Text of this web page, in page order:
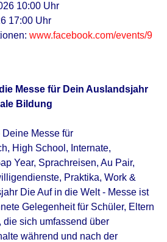
10:00 Uhr
17:00 Uhr
www.facebook.com/events/9
Messe für Dein Auslandsjahr
Bildung
Messe für
High School, Internate,
Year, Sprachreisen, Au Pair,
Praktika, Work &
Die Auf in die Welt - Messe ist
Gelegenheit für Schüler, Eltern
die sich umfassend über
während und nach der